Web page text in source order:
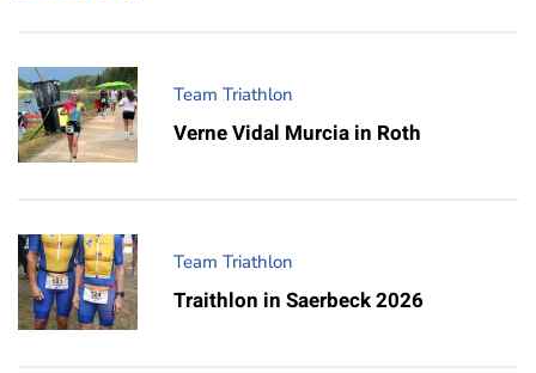
Team Triathlon
Verne Vidal Murcia in Roth
Team Triathlon
Traithlon in Saerbeck 2026